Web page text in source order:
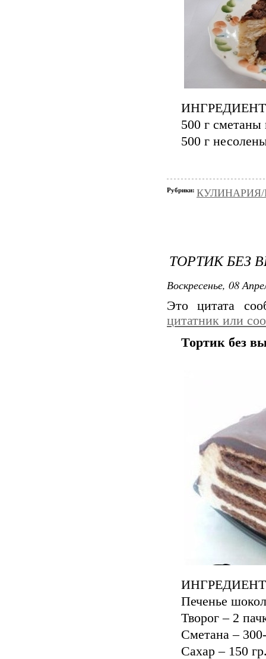
500 г сметаны
500 г
Рубрики: КУЛИНАРИЯ/
ТОРТИК БЕЗ
Воскресенье, 08
Это цитата
цитатник или
Тортик без
Печенье
Творог – 2
Сметана –
Сахар – 150